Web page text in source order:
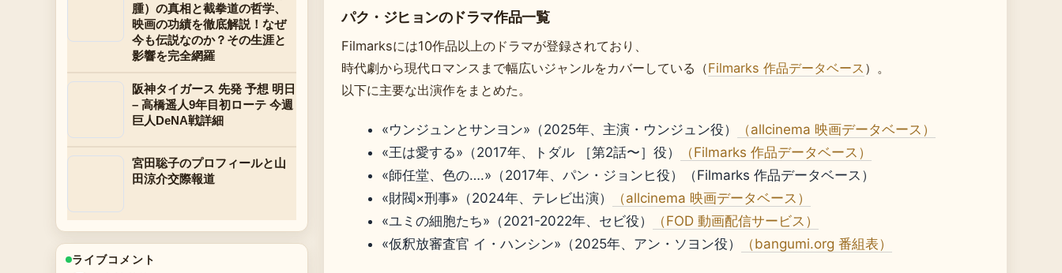
パク・ジヒョンのドラマ作品一覧
Filmarksには10作品以上のドラマが登録されており、
時代劇から現代ロマンスまで幅広いジャンルをカバーしている（Filmarks 作品データベース ）。
以下に主要な出演作をまとめた。
«ウンジュンとサンヨン»（2025年、主演・ウンジュン役）
（allcinema 映画データベース）
«王は愛する»（2017年、トダル ［第2話〜］役）
（Filmarks 作品データベース）
«師任堂、色の….»（2017年、パン・ジョンヒ役）（Filmarks 作品データベース）
«財閥×刑事»（2024年、テレビ出演）
（allcinema 映画データベース）
«ユミの細胞たち»（2021-2022年、セビ役）
（FOD 動画配信サービス）
«仮釈放審査官 イ・ハンシン»（2025年、アン・ソヨン役）
（bangumi.org 番組表）
腫）の真相と截拳道の哲学、
映画の功績を徹底解説！なぜ
今も伝説なのか？その生涯と
影響を完全網羅
阪神タイガース 先発 予想 明日
– 高橋遥人9年目初ローテ 今週
巨人DeNA戦詳細
宮田聡子のプロフィールと山
田涼介交際報道
ライブコメント